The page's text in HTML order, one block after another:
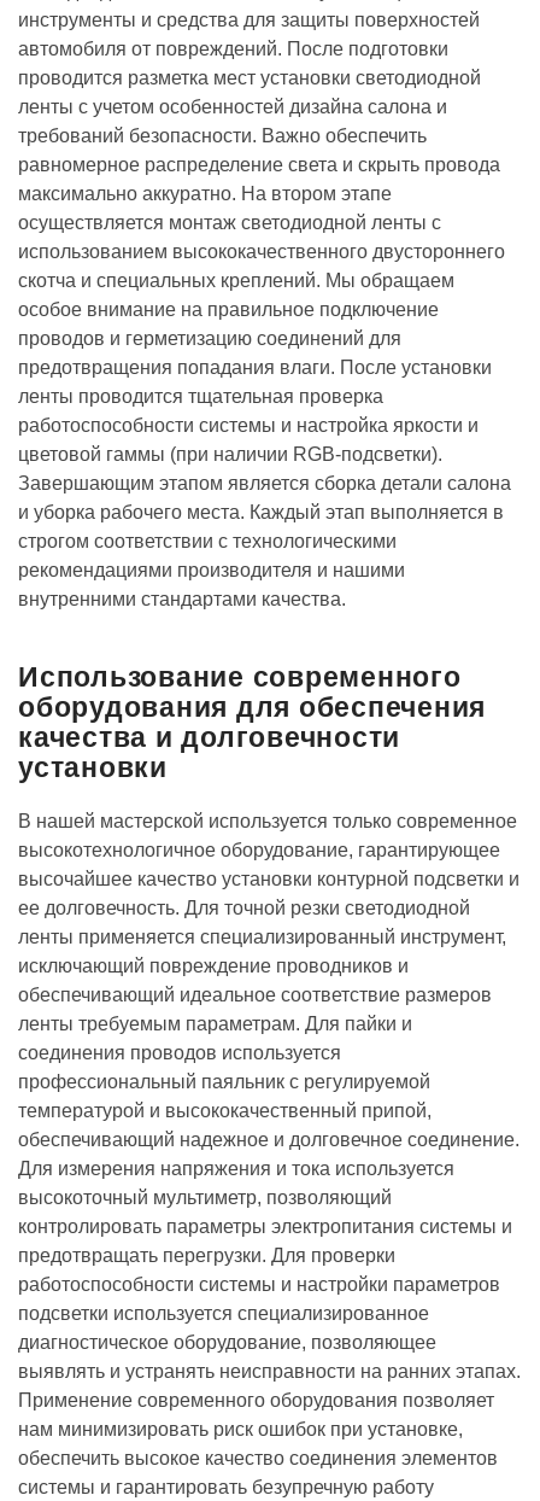
инструменты и средства для защиты поверхностей
автомобиля от повреждений. После подготовки
проводится разметка мест установки светодиодной
ленты с учетом особенностей дизайна салона и
требований безопасности. Важно обеспечить
равномерное распределение света и скрыть провода
максимально аккуратно. На втором этапе
осуществляется монтаж светодиодной ленты с
использованием высококачественного двустороннего
скотча и специальных креплений. Мы обращаем
особое внимание на правильное подключение
проводов и герметизацию соединений для
предотвращения попадания влаги. После установки
ленты проводится тщательная проверка
работоспособности системы и настройка яркости и
цветовой гаммы (при наличии RGB-подсветки).
Завершающим этапом является сборка детали салона
и уборка рабочего места. Каждый этап выполняется в
строгом соответствии с технологическими
рекомендациями производителя и нашими
внутренними стандартами качества.
Использование современного
оборудования для обеспечения
качества и долговечности
установки
В нашей мастерской используется только современное
высокотехнологичное оборудование, гарантирующее
высочайшее качество установки контурной подсветки и
ее долговечность. Для точной резки светодиодной
ленты применяется специализированный инструмент,
исключающий повреждение проводников и
обеспечивающий идеальное соответствие размеров
ленты требуемым параметрам. Для пайки и
соединения проводов используется
профессиональный паяльник с регулируемой
температурой и высококачественный припой,
обеспечивающий надежное и долговечное соединение.
Для измерения напряжения и тока используется
высокоточный мультиметр, позволяющий
контролировать параметры электропитания системы и
предотвращать перегрузки. Для проверки
работоспособности системы и настройки параметров
подсветки используется специализированное
диагностическое оборудование, позволяющее
выявлять и устранять неисправности на ранних этапах.
Применение современного оборудования позволяет
нам минимизировать риск ошибок при установке,
обеспечить высокое качество соединения элементов
системы и гарантировать безупречную работу